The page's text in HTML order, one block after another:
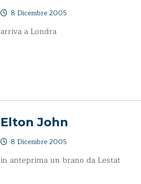
8 Dicembre 2005
arriva a Londra
Elton John
8 Dicembre 2005
in anteprima un brano da Lestat